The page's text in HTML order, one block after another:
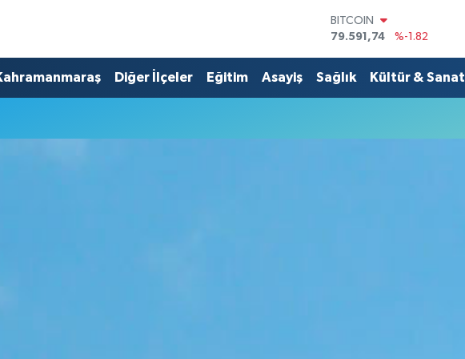
BITCOIN
79.591,74
%-1.82
EURO
53,38690
%0.19
Diğer İlçeler Eğitim Asayiş Sağlık Kültür & Sanat